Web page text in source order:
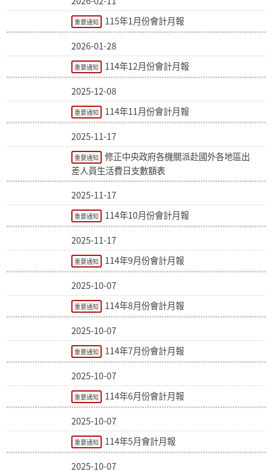
重要通知
115年1月份會計月報
2026-01-28
重要通知
114年12月份會計月報
2025-12-08
重要通知
114年11月份會計月報
2025-11-17
重要通知
修正中央政府各機關派赴國外各地區出
差人員生活費日支數額表
2025-11-17
重要通知
114年10月份會計月報
2025-11-17
重要通知
114年9月份會計月報
2025-10-07
重要通知
114年8月份會計月報
2025-10-07
重要通知
114年7月份會計月報
2025-10-07
重要通知
114年6月份會計月報
2025-10-07
重要通知
114年5月會計月報
2025-10-07